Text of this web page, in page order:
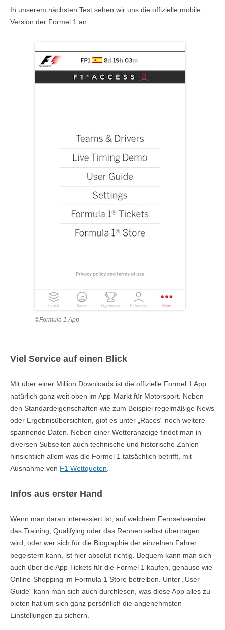
In unserem nächsten Test sehen wir uns die offizielle mobile
Version der Formel 1 an.
©Formula 1 App
Viel Service auf einen Blick
Mit über einer Million Downloads ist die offizielle Formel 1 App
natürlich ganz weit oben im App-Markt für Motorsport. Neben
den Standardeigenschaften wie zum Beispiel regelmäßige News
oder Ergebnisübersichten, gibt es unter „Races“ noch weitere
spannende Daten. Neben einer Wetteranzeige findet man in
diversen Subseiten auch technische und historische Zahlen
hinsichtlich allem was die Formel 1 tatsächlich betrifft, mit
Ausnahme von F1 Wettquoten.
Infos aus erster Hand
Wenn man daran interessiert ist, auf welchem Fernsehsender
das Training, Qualifying oder das Rennen selbst übertragen
wird, oder wer sich für die Biographie der einzelnen Fahrer
begeistern kann, ist hier absolut richtig. Bequem kann man sich
auch über die App Tickets für die Formel 1 kaufen, genauso wie
Online-Shopping im Formula 1 Store betreiben. Unter „User
Guide“ kann man sich auch durchlesen, was diese App alles zu
bieten hat um sich ganz persönlich die angenehmsten
Einstellungen zu sichern.